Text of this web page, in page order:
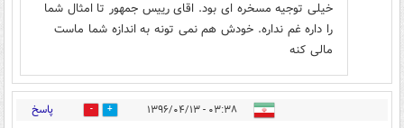
خیلی توجیه مسخره ای بود. اقای رییس جمهور تا امثال شما
را داره غم نداره. خودش هم نمی تونه به اندازه شما ماست
مالی کنه
۰۳:۳۸ - ۱۳۹۶/۰۴/۱۳ 17 پاسخ